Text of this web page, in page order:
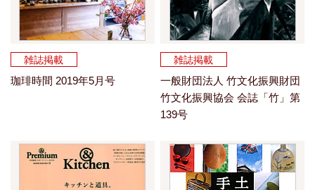
雑誌掲載
珈琲時間 2019年5月号
雑誌掲載
一般財団法人 竹文化振興財団
竹文化振興協会 会誌「竹」第
139号